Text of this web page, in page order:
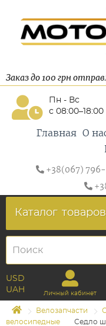
Заказ до 100 грн
Пн - Вс
с 08:00–18:00
Главная О
+38(067)
Каталог товаров
USD
UAH
Личный кабинет
Велозапчасти
велосипедные
Седло